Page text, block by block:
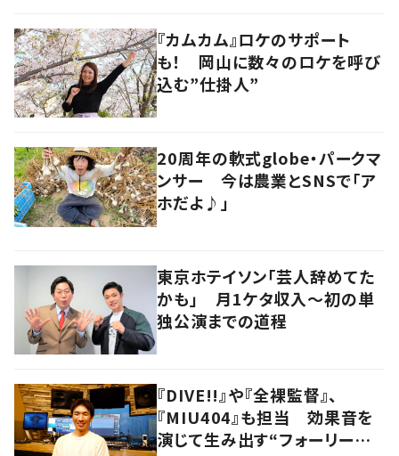
『カムカム』ロケのサポート
も！ 岡山に数々のロケを呼び
込む”仕掛人”
20周年の軟式globe・パークマ
ンサー 今は農業とSNSで「ア
ホだよ♪」
東京ホテイソン「芸人辞めてた
かも」 月1ケタ収入～初の単
独公演までの道程
『DIVE!!』や『全裸監督』、
『MIU404』も担当 効果音を
演じて生み出す“フォーリーア